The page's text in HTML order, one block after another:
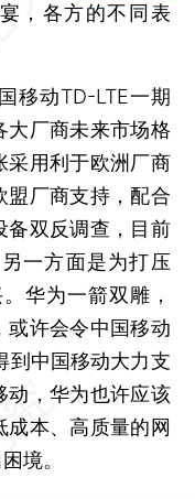
，各方的不同表
动TD-LTE一期
大厂商未来市场格
采用利于欧洲厂商
盟厂商支持，配合
备双反调查，目前
一方面是为打压
华为一箭双雕，
或许会令中国移动
到中国移动大力支
动，华为也许应该
本、高质量的网
境。